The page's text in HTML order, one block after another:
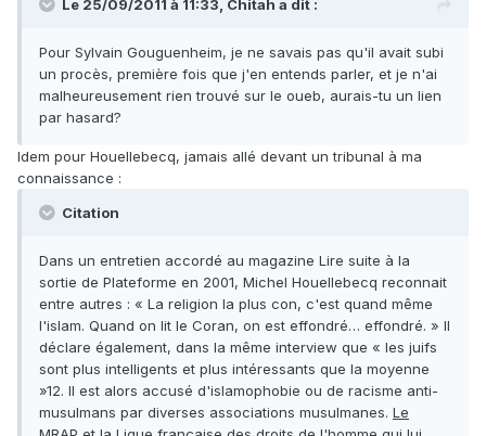
Le 25/09/2011 à 11:33, Chitah a dit :
Pour Sylvain Gouguenheim, je ne savais pas qu'il avait subi
un procès, première fois que j'en entends parler, et je n'ai
malheureusement rien trouvé sur le oueb, aurais-tu un lien
par hasard?
Idem pour Houellebecq, jamais allé devant un tribunal à ma
connaissance :
Citation
Dans un entretien accordé au magazine Lire suite à la
sortie de Plateforme en 2001, Michel Houellebecq reconnait
entre autres : « La religion la plus con, c'est quand même
l'islam. Quand on lit le Coran, on est effondré… effondré. » Il
déclare également, dans la même interview que « les juifs
sont plus intelligents et plus intéressants que la moyenne
»12. Il est alors accusé d'islamophobie ou de racisme anti-
musulmans par diverses associations musulmanes. Le